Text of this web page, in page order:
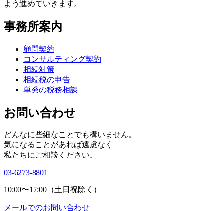
よう進めていきます。
事務所案内
顧問契約
コンサルティング契約
相続対策
相続税の申告
単発の税務相談
お問い合わせ
どんなに些細なことでも構いません。
気になることがあれば遠慮なく
私たちにご相談ください。
03-6273-8801
10:00〜17:00（土日祝除く）
メールでのお問い合わせ